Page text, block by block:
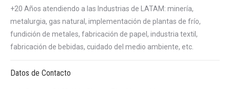
+20 Años atendiendo a las Industrias de LATAM: minería,
metalurgia, gas natural, implementación de plantas de frío,
fundición de metales, fabricación de papel, industria textil,
fabricación de bebidas, cuidado del medio ambiente, etc.
Datos de Contacto